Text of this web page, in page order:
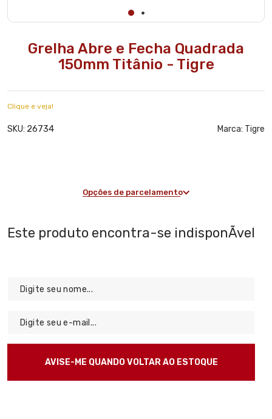
Grelha Abre e Fecha Quadrada
150mm Titânio - Tigre
Clique e veja!
SKU: 26734 Marca: Tigre
Opções de parcelamento